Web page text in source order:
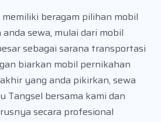
beragam pilihan mobil
sewa, mulai dari mobil
sebagai sarana transportasi
biarkan mobil pernikahan
yang anda pikirkan, sewa
Tangsel bersama kami dan
secara profesional